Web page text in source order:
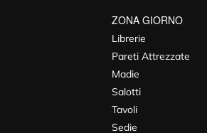
ZONA GIORNO
Librerie
Pareti Attrezzate
Madie
Salotti
Tavoli
Sedie